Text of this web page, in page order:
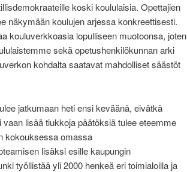
koski koululaisia. Opettajien
näkymään koulujen arjessa konkreettisesti.
kouluverkkoasia lopulliseen muotoonsa, joten
sekä opetushenkilökunnan arki
kohdalta saatavat mahdolliset säästöt
jatkumaan heti ensi keväänä, eivätkä
lisää tiukkoja päätöksiä tulee eteemme
kokouksessa omassa
lisäksi esille kaupungin
työllistää yli 2000 henkeä eri toimialoilla ja